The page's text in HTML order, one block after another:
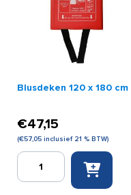
Blusdeken 120 x 180 cm
€47,15
(€57,05 inclusief 21 % BTW)
Blusdeken